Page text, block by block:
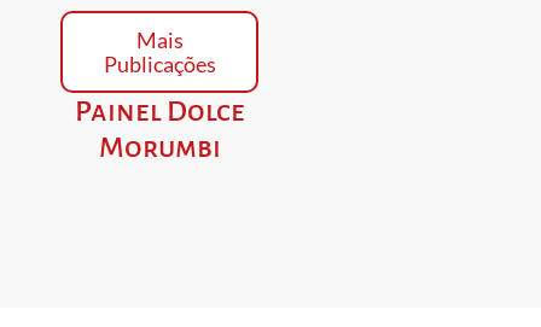
Mais
Publicações
Painel Dolce
Morumbi